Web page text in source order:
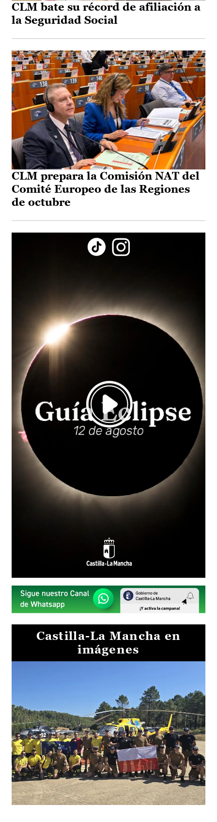
CLM bate su récord de afiliación a
la Seguridad Social
CLM prepara la Comisión NAT del
Comité Europeo de las Regiones
de octubre
Castilla-La Mancha en
imágenes